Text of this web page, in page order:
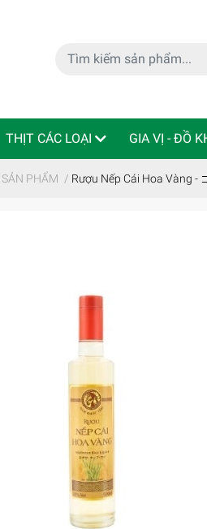
THỊT CÁC LOẠI GIA VỊ - ĐỒ
Indo - ThaiLan
PHẨM / Rượu Nếp Cái Hoa Vàng -